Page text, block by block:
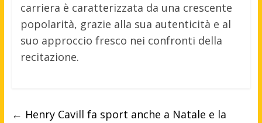
carriera è caratterizzata da una crescente
popolarità, grazie alla sua autenticità e al
suo approccio fresco nei confronti della
recitazione.
← Henry Cavill fa sport anche a Natale e la